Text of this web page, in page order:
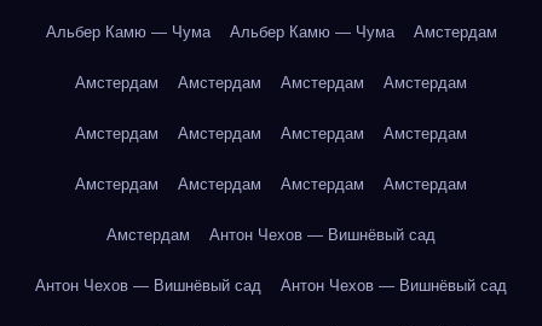
Альбер Камю — Чума Альбер Камю — Чума Амстердам
Амстердам Амстердам Амстердам Амстердам
Амстердам Амстердам Амстердам Амстердам
Амстердам Амстердам Амстердам Амстердам
Амстердам Антон Чехов — Вишнёвый сад
Антон Чехов — Вишнёвый сад Антон Чехов — Вишнёвый сад